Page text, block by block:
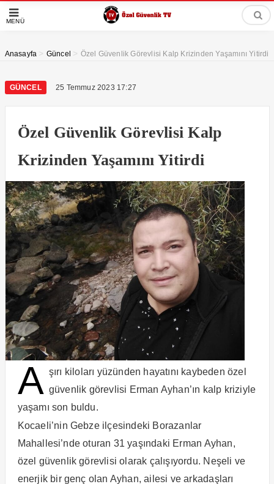
MENÜ
Anasayfa > Güncel > Özel Güvenlik Görevlisi Kalp Krizinden Yaşamını Yitirdi
GÜNCEL 25 Temmuz 2023 17:27
Özel Güvenlik Görevlisi Kalp
Krizinden Yaşamını Yitirdi
A şırı kiloları yüzünden hayatını kaybeden özel
güvenlik görevlisi Erman Ayhan’ın kalp kriziyle
yaşamı son buldu.
Kocaeli’nin Gebze ilçesindeki Borazanlar
Mahallesi’nde oturan 31 yaşındaki Erman Ayhan,
özel güvenlik görevlisi olarak çalışıyordu. Neşeli ve
enerjik bir genç olan Ayhan, ailesi ve arkadaşları